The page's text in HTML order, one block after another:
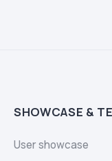
SHOWCASE &
User showcase